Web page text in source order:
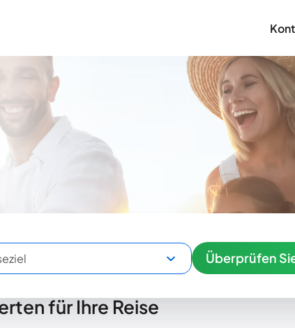
Überprüfen
für Ihre Reise